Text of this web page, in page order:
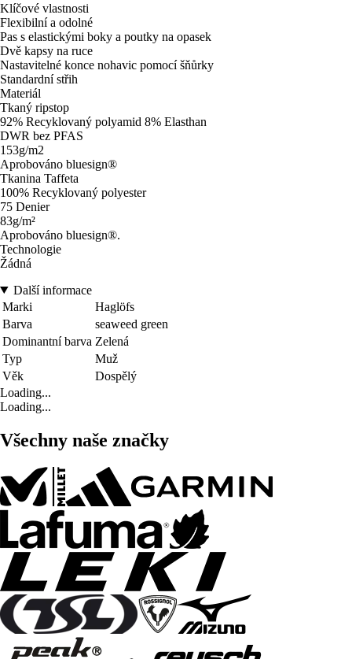
Klíčové vlastnosti
Flexibilní a odolné
Pas s elastickými boky a poutky na opasek
Dvě kapsy na ruce
Nastavitelné konce nohavic pomocí šňůrky
Standardní střih
Materiál
Tkaný ripstop
92% Recyklovaný polyamid 8% Elasthan
DWR bez PFAS
153g/m2
Aprobováno bluesign®
Tkanina Taffeta
100% Recyklovaný polyester
75 Denier
83g/m²
Aprobováno bluesign®.
Technologie
Žádná
Další informace
Marki
Haglöfs
Barva
seaweed green
Dominantní barva Zelená
Typ
Muž
Věk
Dospělý
Loading...
Loading...
Všechny naše značky